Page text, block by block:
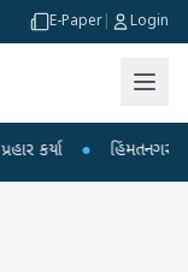
E-Paper Login
● હિંમતનગરમાં